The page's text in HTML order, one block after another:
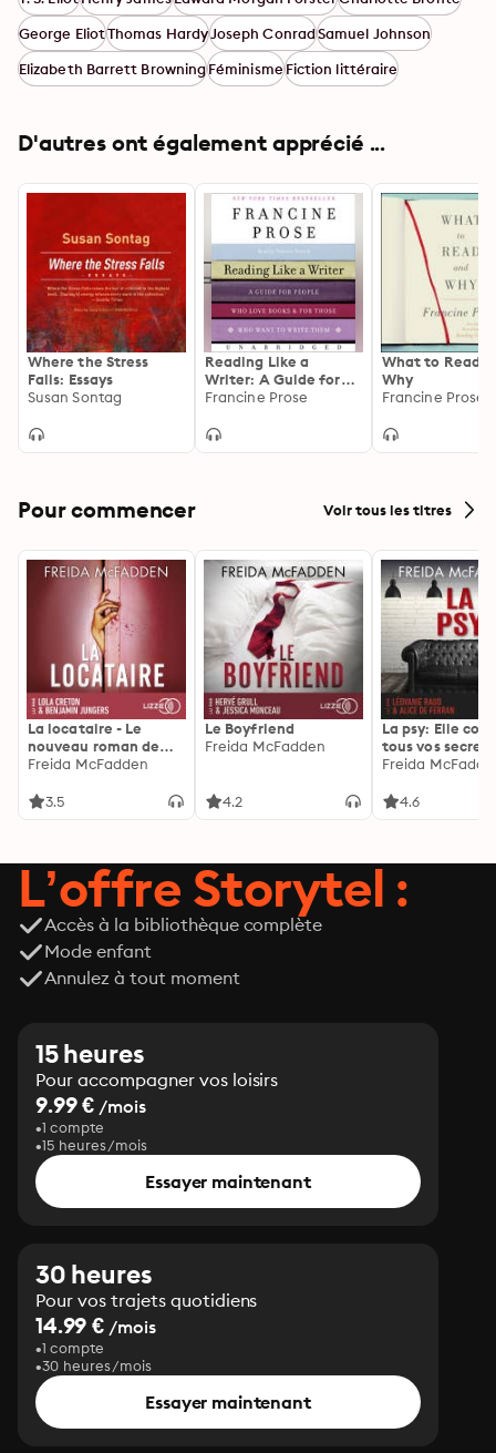
George EliotThomas HardyJoseph ConradSamuel Johnson
Elizabeth Barrett BrowningFéminismeFiction littéraire
D'autres ont également apprécié ...
Where the Stress
Falls: Essays
Susan Sontag
Reading Like a
Writer: A Guide for
People Who Love
Who Want to Write
Francine Prose
What to Read
Why
Francine Prose
Pour commencer Voir tous les titres
La locataire - Le
nouveau roman de
l'autrice de La femme
Freida McFadden
3.5
Le Boyfriend
Freida McFadden
4.2
La psy: Elle
tous vos
découvrez les
Freida
4.6
L’offre Storytel :
Accès à la bibliothèque complète
Mode enfant
Annulez à tout moment
15 heures
Pour accompagner vos loisirs
9.99 € /mois
1 compte
15 heures/mois
Essayer maintenant
30 heures
Pour vos trajets quotidiens
14.99 € /mois
1 compte
30 heures/mois
Essayer maintenant